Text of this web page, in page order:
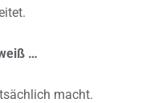
…
macht.